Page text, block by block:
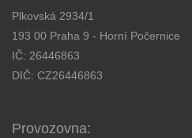
Plkovská 2934/1
193 00 Praha 9 - Horní Počernice
IČ: 26446863
DIČ: CZ26446863
Provozovna: